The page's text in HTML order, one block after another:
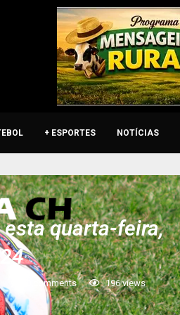
+ ESPORTES NOTÍCIAS
esta quarta-feira,
0 comments 196views